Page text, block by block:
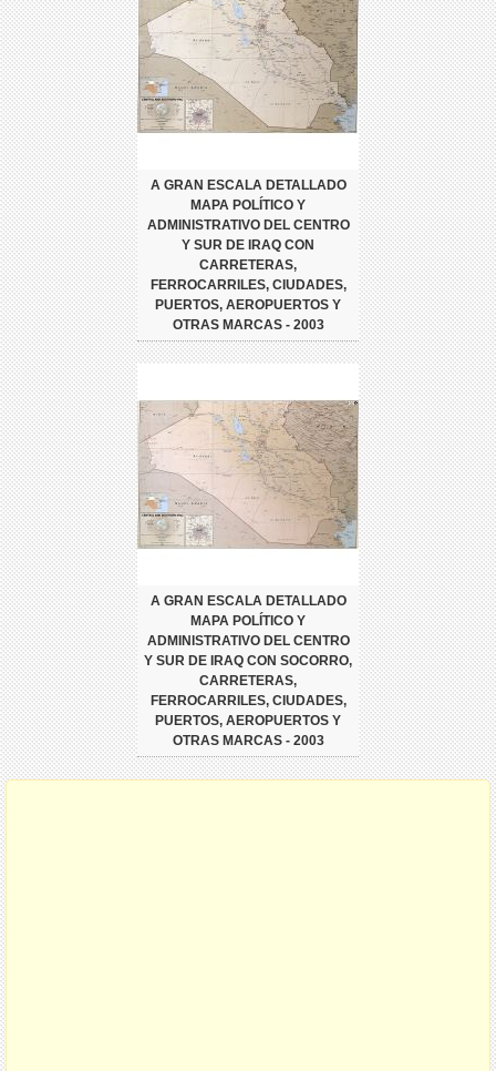
A GRAN ESCALA DETALLADO
MAPA POLÍTICO Y
ADMINISTRATIVO DEL CENTRO
Y SUR DE IRAQ CON
CARRETERAS,
FERROCARRILES, CIUDADES,
PUERTOS, AEROPUERTOS Y
OTRAS MARCAS - 2003
A GRAN ESCALA DETALLADO
MAPA POLÍTICO Y
ADMINISTRATIVO DEL CENTRO
Y SUR DE IRAQ CON SOCORRO,
CARRETERAS,
FERROCARRILES, CIUDADES,
PUERTOS, AEROPUERTOS Y
OTRAS MARCAS - 2003